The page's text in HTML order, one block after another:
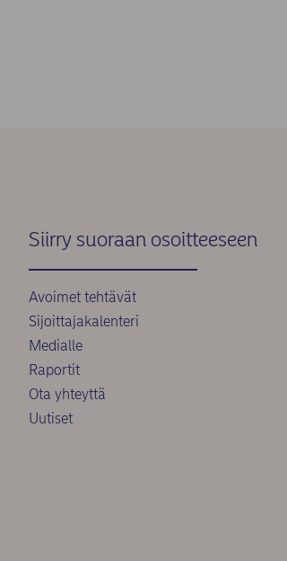
Siirry suoraan osoitteeseen
Avoimet tehtävät
Sijoittajakalenteri
Medialle
Raportit
Ota yhteyttä
Uutiset